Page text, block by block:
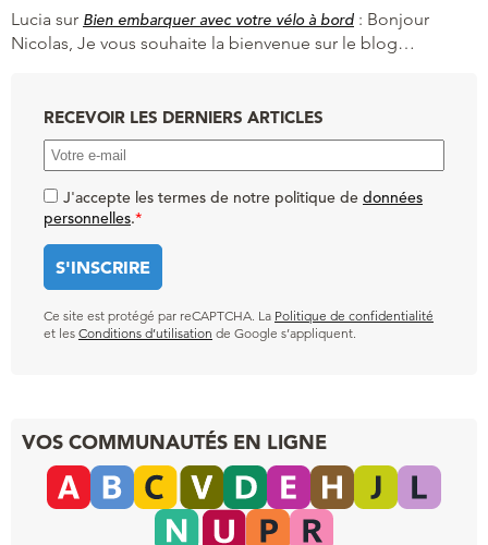
Lucia sur Bien embarquer avec votre vélo à bord : Bonjour
Nicolas, Je vous souhaite la bienvenue sur le blog…
RECEVOIR LES DERNIERS ARTICLES
J'accepte les termes de notre politique de données
personnelles.*
Ce site est protégé par reCAPTCHA. La Politique de confidentialité
et les Conditions d’utilisation de Google s’appliquent.
VOS COMMUNAUTÉS EN LIGNE